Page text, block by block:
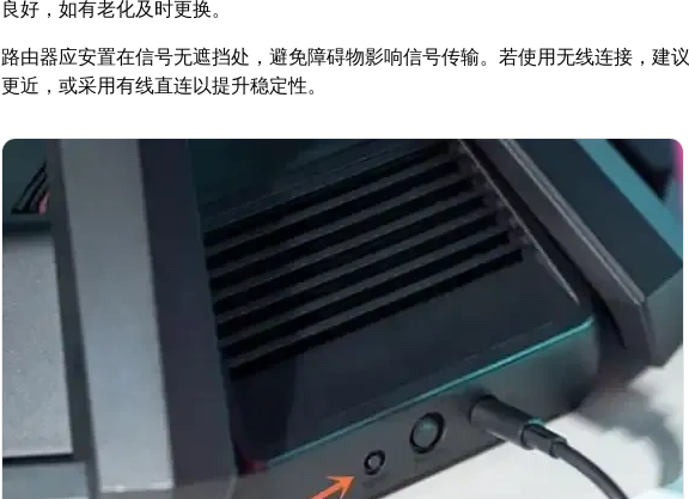
良好，如有老化及时更换。
路由器应安置在信号无遮挡处，避免障碍物影响信号传输。若使用无线连接，建
更近，或采用有线直连以提升稳定性。